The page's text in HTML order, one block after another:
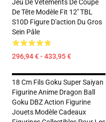
Jeu De Vêtements De Coupe
De Tête Modèle Fit 12'' TBL
S10D Figure D'action Du Gros
Sein Pâle
296,94 € - 433,95 €
18 Cm Fils Goku Super Saiyan
Figurine Anime Dragon Ball
Goku DBZ Action Figurine
Jouets Modèle Cadeaux